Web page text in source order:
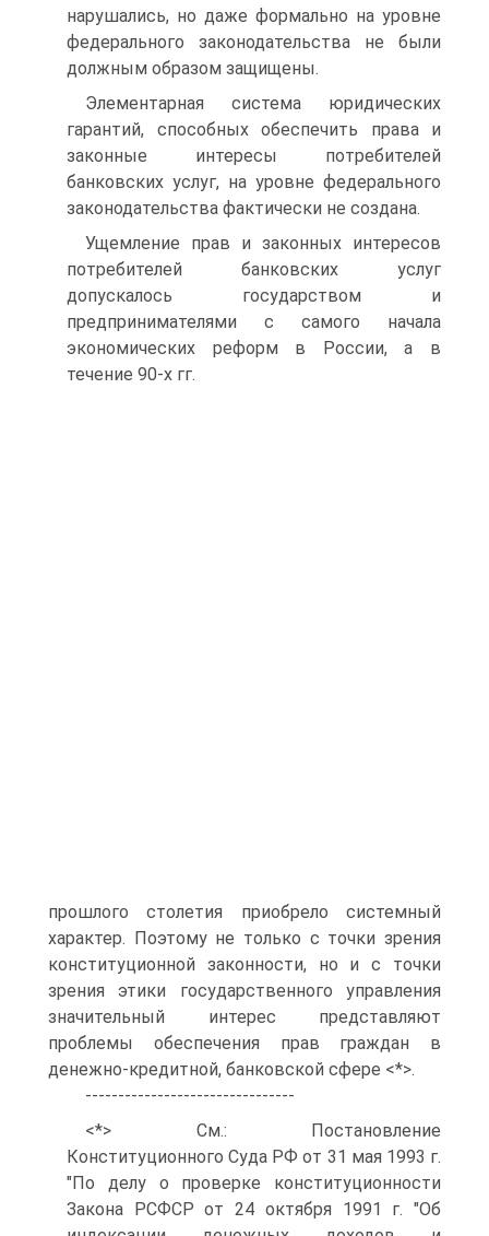
нарушались, но даже формально на уровне
федерального законодательства не были
должным образом защищены.
Элементарная система юридических
гарантий, способных обеспечить права и
законные интересы потребителей
банковских услуг, на уровне федерального
законодательства фактически не создана.
Ущемление прав и законных интересов
потребителей банковских услуг
допускалось государством и
предпринимателями с самого начала
экономических реформ в России, а в
течение 90-х гг.
прошлого столетия приобрело системный
характер. Поэтому не только с точки зрения
конституционной законности, но и с точки
зрения этики государственного управления
значительный интерес представляют
проблемы обеспечения прав граждан в
денежно-кредитной, банковской сфере <*>.
--------------------------------
<*> См.: Постановление
Конституционного Суда РФ от 31 мая 1993 г.
"По делу о проверке конституционности
Закона РСФСР от 24 октября 1991 г. "Об